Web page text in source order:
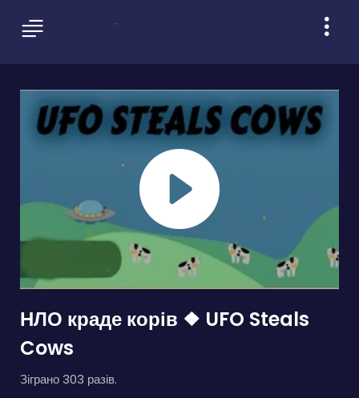
НЛО краде корів ❖ UFO Steals
Cows
Зіграно 303 разів.